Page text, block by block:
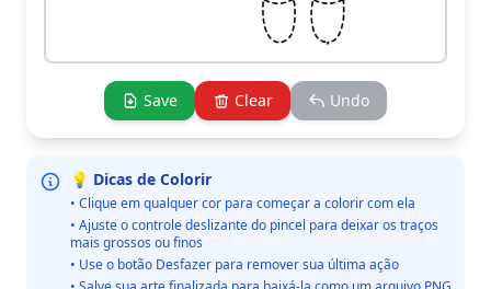
Save Clear Undo
💡 Dicas de Colorir
• Clique em qualquer cor para começar a colorir com ela
• Ajuste o controle deslizante do pincel para deixar os traços
mais grossos ou finos
• Use o botão Desfazer para remover sua última ação